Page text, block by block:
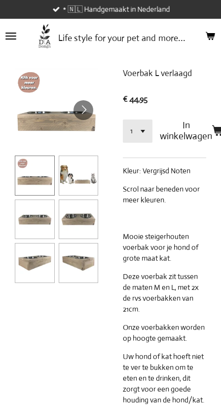
direct
naar
de
Life style for your pet and more...
* 🇳🇱 Handgemaakt in Nederland
Voerbak L verlaagd
€ 44,95
In
winkelwagen
Kleur: Vergrijsd Noten
Scrol naar beneden voor
meer kleuren.
Mooie steigerhouten
voerbak voor je hond of
grote maat kat.
Deze voerbak zit tussen
de maten M en L, met 2x
de rvs voerbakken van
21cm.
Onze voerbakken worden
op hoogte gemaakt.
Uw hond of kat hoeft niet
te ver te bukken om te
eten en te drinken, dit
zorgt voor een goede
houding van de hond/kat.